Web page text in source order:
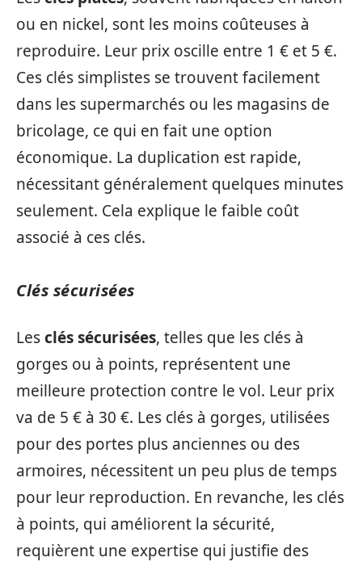
ou en nickel, sont les moins coûteuses à
reproduire. Leur prix oscille entre 1 € et 5 €.
Ces clés simplistes se trouvent facilement
dans les supermarchés ou les magasins de
bricolage, ce qui en fait une option
économique. La duplication est rapide,
nécessitant généralement quelques minutes
seulement. Cela explique le faible coût
associé à ces clés.
Clés sécurisées
Lesclés sécurisées, telles que les clés à
gorges ou à points, représentent une
meilleure protection contre le vol. Leur prix
va de 5 € à 30 €. Les clés à gorges, utilisées
pour des portes plus anciennes ou des
armoires, nécessitent un peu plus de temps
pour leur reproduction. En revanche, les clés
à points, qui améliorent la sécurité,
requièrent une expertise qui justifie des